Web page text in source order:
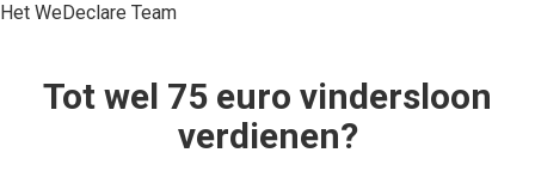
Het WeDeclare Team
Tot wel 75 euro vindersloon
verdienen?